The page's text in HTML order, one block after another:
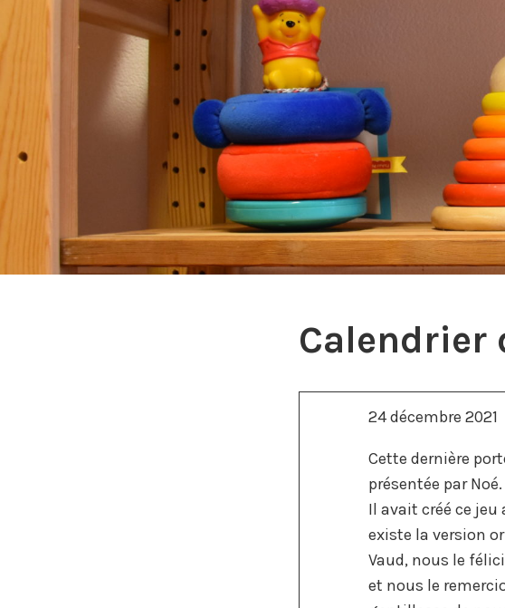
Calendrier
24 décembre 2021
Cette dernière
présentée par Noé.
Il avait créé ce jeu
existe la version
Vaud, nous le
et nous le